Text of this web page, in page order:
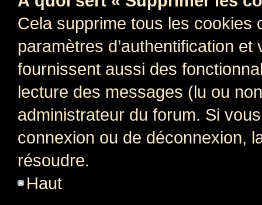
Cela supprime tous les cookies
paramètres d’authentification
fournissent aussi des
lecture des messages (lu ou
administrateur du forum. Si
connexion ou de déconnexion,
résoudre.
Haut